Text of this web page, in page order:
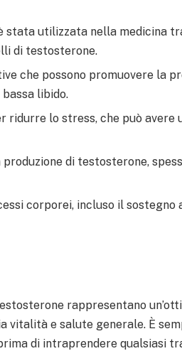
stata utilizzata nella medicina
di testosterone.
che possono promuovere la
libido.
ridurre lo stress, che può avere
di testosterone,
corporei, incluso il sostegno
rappresentano
vitalità e salute generale. È
di intraprendere qualsiasi